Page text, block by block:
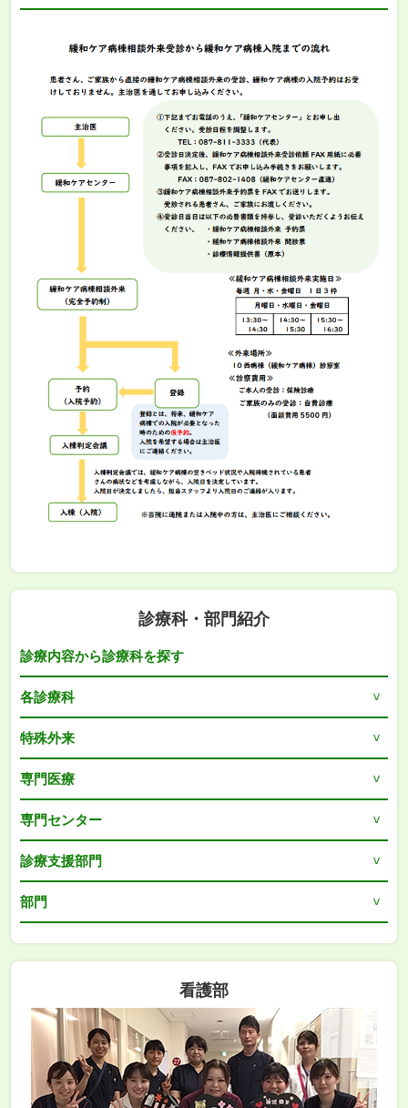
診療科・部門紹介
診療内容から診療科を探す
各診療科
特殊外来
専門医療
専門センター
診療支援部門
部門
看護部